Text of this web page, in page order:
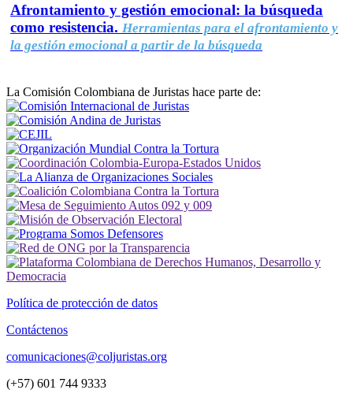
Afrontamiento y gestión emocional: la búsqueda
como resistencia. Herramientas para el afrontamiento y
la gestión emocional a partir de la búsqueda
La Comisión Colombiana de Juristas hace parte de:
Política de protección de datos
Contáctenos
comunicaciones@coljuristas.org
(+57) 601 744 9333